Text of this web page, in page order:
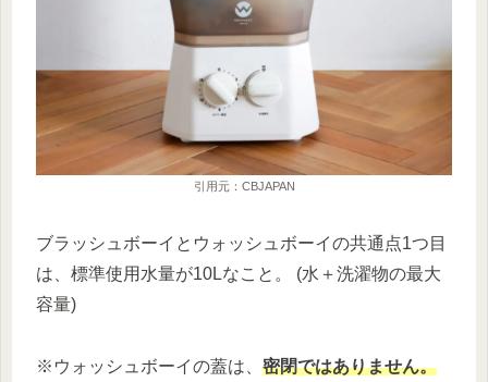
引用元：CBJAPAN
ブラッシュボーイとウォッシュボーイの共通点1つ目
は、標準使用水量が10Lなこと。 (水＋洗濯物の最大
容量)
※ウォッシュボーイの蓋は、 密閉ではありません。